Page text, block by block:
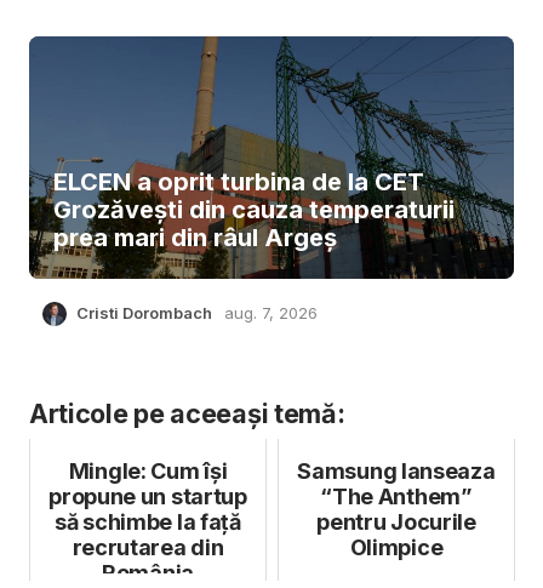
ELCEN a oprit turbina de la CET
Grozăvești din cauza temperaturii
prea mari din râul Argeș
Cristi Dorombach aug. 7, 2026
Articole pe aceeași temă:
Mingle: Cum își
propune un startup
să schimbe la față
recrutarea din
România
Samsung lanseaza
“The Anthem”
pentru Jocurile
Olimpice